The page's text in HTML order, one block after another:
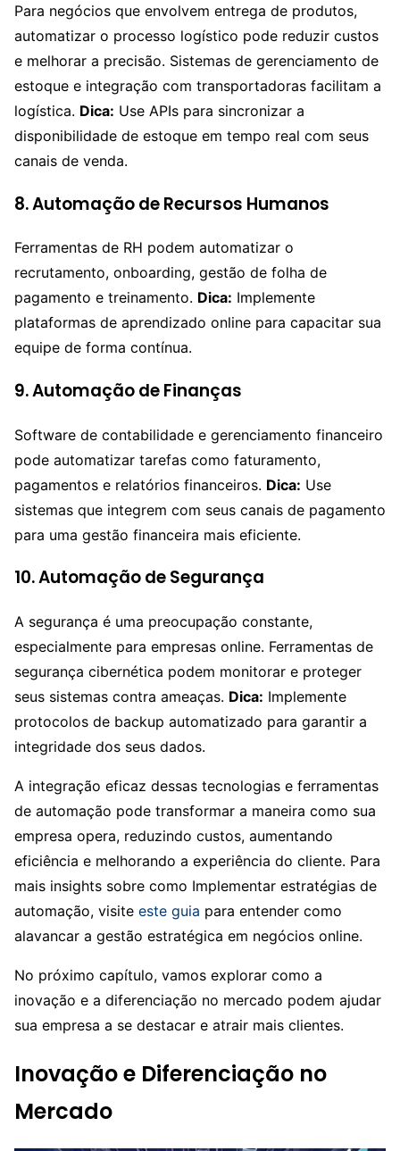
Para negócios que envolvem entrega de produtos,
automatizar o processo logístico pode reduzir custos
e melhorar a precisão. Sistemas de gerenciamento de
estoque e integração com transportadoras facilitam a
logística. Dica: Use APIs para sincronizar a
disponibilidade de estoque em tempo real com seus
canais de venda.
8. Automação de Recursos Humanos
Ferramentas de RH podem automatizar o
recrutamento, onboarding, gestão de folha de
pagamento e treinamento. Dica: Implemente
plataformas de aprendizado online para capacitar sua
equipe de forma contínua.
9. Automação de Finanças
Software de contabilidade e gerenciamento financeiro
pode automatizar tarefas como faturamento,
pagamentos e relatórios financeiros. Dica: Use
sistemas que integrem com seus canais de pagamento
para uma gestão financeira mais eficiente.
10. Automação de Segurança
A segurança é uma preocupação constante,
especialmente para empresas online. Ferramentas de
segurança cibernética podem monitorar e proteger
seus sistemas contra ameaças. Dica: Implemente
protocolos de backup automatizado para garantir a
integridade dos seus dados.
A integração eficaz dessas tecnologias e ferramentas
de automação pode transformar a maneira como sua
empresa opera, reduzindo custos, aumentando
eficiência e melhorando a experiência do cliente. Para
mais insights sobre como Implementar estratégias de
automação, visite este guia para entender como
alavancar a gestão estratégica em negócios online.
No próximo capítulo, vamos explorar como a
inovação e a diferenciação no mercado podem ajudar
sua empresa a se destacar e atrair mais clientes.
Inovação e Diferenciação no
Mercado